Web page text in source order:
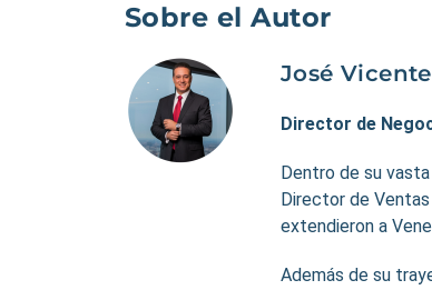
Sobre el Autor
José
Director de
Dentro de su
Director de
extendieron a
Además de su